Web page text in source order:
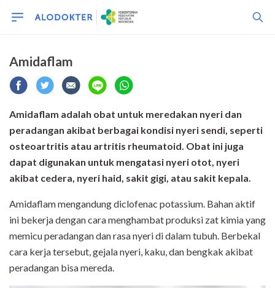
Amidaflam
Amidaflam adalah obat untuk meredakan nyeri dan
peradangan akibat berbagai kondisi nyeri sendi, seperti
osteoartritis atau artritis rheumatoid. Obat ini juga
dapat digunakan untuk mengatasi nyeri otot, nyeri
akibat cedera, nyeri haid, sakit gigi, atau sakit kepala.
Amidaflam mengandung diclofenac potassium. Bahan aktif
ini bekerja dengan cara menghambat produksi zat kimia yang
memicu peradangan dan rasa nyeri di dalam tubuh. Berbekal
cara kerja tersebut, gejala nyeri, kaku, dan bengkak akibat
peradangan bisa mereda.